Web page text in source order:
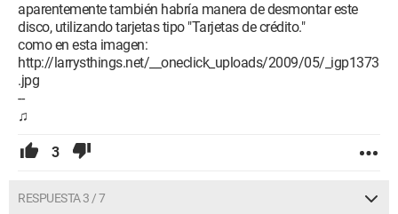
aparentemente también habría manera de desmontar este
disco, utilizando tarjetas tipo "Tarjetas de crédito."
como en esta imagen:
http://larrysthings.net/__oneclick_uploads/2009/05/_igp1373
.jpg
--
♫
3
RESPUESTA 3 / 7